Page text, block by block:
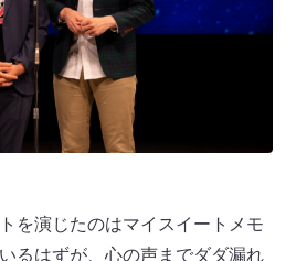
を演じたのはマイスイートメモ
るはずが、心の声までダダ漏れ